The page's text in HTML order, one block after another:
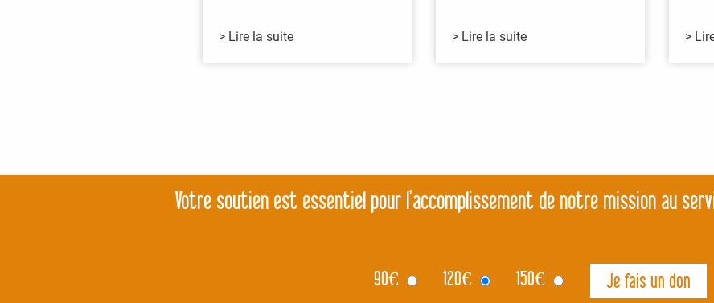
> Lire la suite > Lire la suite >
Votre soutien est essentiel pour l’accomplissement de notre mission au
90€ 120€ 150€